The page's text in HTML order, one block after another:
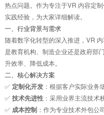
热点问题。作为专注于VR 内容定
实践经验，为大家详细解读。
一、行业背景与需求
随着数字化转型的深入推进，VR
是教育机构、制造企业还是政府部
升效率、降低成本。
二、核心解决方案
✅ 定制化开发 ：根据客户实际业务
✅ 技术先进性 ：采用业界主流技术
✅ 成本控制 ：作为专业技术外包公